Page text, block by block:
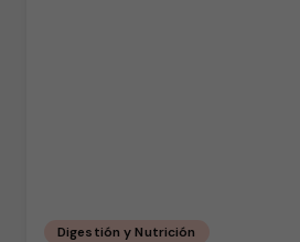
Digestión y Nutrición